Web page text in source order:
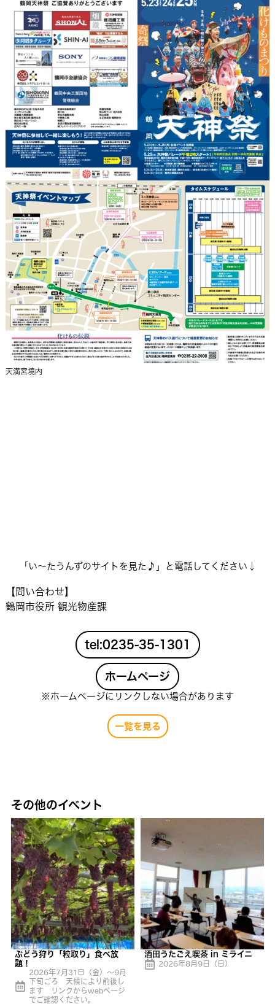
天満宮境内
「い〜たうんずのサイトを見た♪」と電話してください↓
【問い合わせ】
鶴岡市役所 観光物産課
tel:0235-35-1301
ホームページ
※ホームページにリンクしない場合があります
一覧を見る
その他のイベント
ぶどう狩り「粒取り」食べ放
題！
2026年7月31日（金）〜9月
下旬ごろ 天候により前後し
ます リンクからwebページ
でご確認ください。
酒田うたごえ喫茶 in ミライニ
2026年8月9日（日）